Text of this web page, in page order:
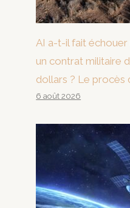
AI a-t-il fait
un contrat militaire
dollars ? Le procès
6 août 2026